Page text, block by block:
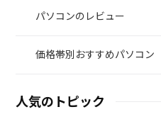
パソコンのレビュー
価格帯別おすすめパソコン
人気のトピック